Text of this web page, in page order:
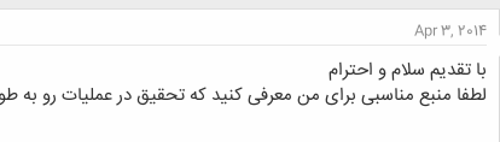
Apr 3, 2014
با تقدیم سلام و احترام
لطفا منبع مناسبی برای من معرفی کنید که تحقیق در عملیات رو به